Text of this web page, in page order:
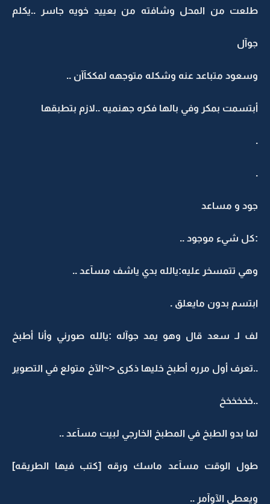
طلعت من المحل وشافته من بعييد خويه جاسر ..يكلم
جوآل
وسعود متباعد عنه وشكله متوجهه لمككآآن ..
أبتسمت بمكر وفي بالها فكره جهنميه ..لازم بتطبقها
.
.
جود و مساعد
:كل شيء موجود ..
وهي تتمسخر عليه:يالله بدي ياشف مسآعد ..
ابتسم بدون مايعلق .
لف لـ سعد قال وهو يمد جوآله :يالله صورني وأنا أطبخ
..تعرف أول مرره أطبخ خليها ذكرى <~الآخ متولع في التصوير
..خخخخخخ
لما بدو الطبخ في المطبخ الخارجي لبيت مسآعد ..
طول الوقت مسآعد ماسك ورقه [كتب فيها الطريقه]
ويعطي الآوآمر ..